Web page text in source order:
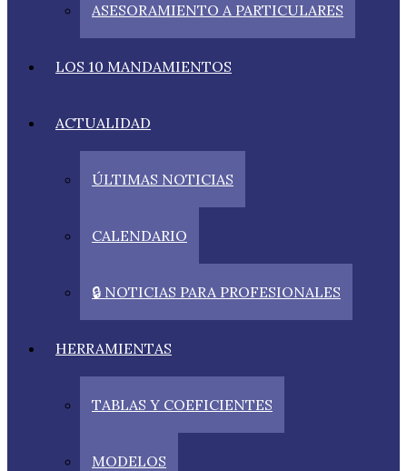
ASESORAMIENTO A PARTICULARES
LOS 10 MANDAMIENTOS
ACTUALIDAD
ÚLTIMAS NOTICIAS
CALENDARIO
🔒 NOTICIAS PARA PROFESIONALES
HERRAMIENTAS
TABLAS Y COEFICIENTES
MODELOS